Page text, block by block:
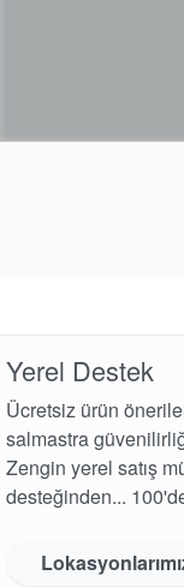
Yerel Destek
Ücretsiz ürün
salmastra
Zengin yerel satış
desteğinden...